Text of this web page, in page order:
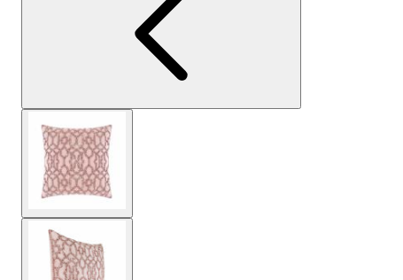
Ver imagen más grande
Ver imagen más grande